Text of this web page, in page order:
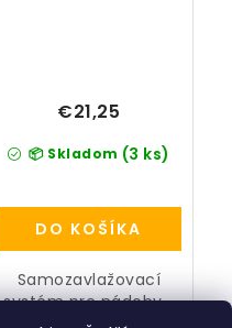
📦 Skladom (3 ks)
€21,25
DO KOŠÍKA
Samozavlažovací
systém pre nádoby...